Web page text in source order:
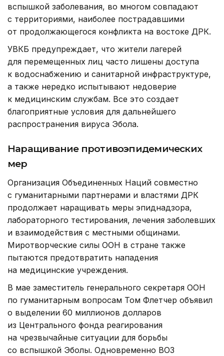
вспышкой заболевания, во многом совпадают
с территориями, наиболее пострадавшими
от продолжающегося конфликта на востоке ДРК.
УВКБ предупреждает, что жители лагерей
для перемещенных лиц часто лишены доступа
к водоснабжению и санитарной инфраструктуре,
а также нередко испытывают недоверие
к медицинским службам. Все это создает
благоприятные условия для дальнейшего
распространения вируса Эбола.
Наращивание противоэпидемических
мер
Организация Объединенных Наций совместно
с гуманитарными партнерами и властями ДРК
продолжает наращивать меры эпиднадзора,
лабораторного тестирования, лечения заболевших
и взаимодействия с местными общинами.
Миротворческие силы ООН в стране также
пытаются предотвратить нападения
на медицинские учреждения.
В мае заместитель генерального секретаря ООН
по гуманитарным вопросам Том Флетчер объявил
о выделении 60 миллионов долларов
из Центрального фонда реагирования
на чрезвычайные ситуации для борьбы
со вспышкой Эболы. Одновременно ВОЗ